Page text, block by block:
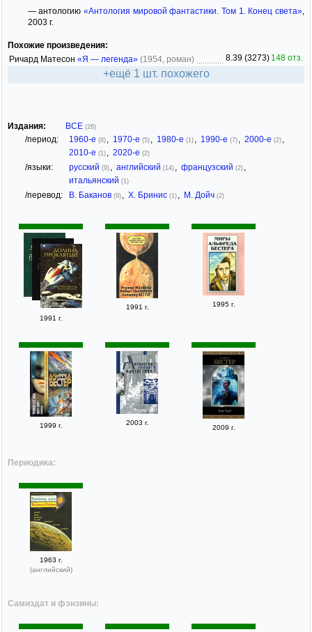
— антологию«Антология мировой фантастики. Том 1. Конец света»
2003 г.
Похожие произведения:
Ричард Матесон «Я — легенда» (1954, роман) 8.39 (3273) 148 отз.
+ещё 1 шт. похожего
Издания: ВСЕ (26)
/период: 1960-е (8) , 1970-е (5) , 1980-е (1) , 1990-е (7) , 2000-е (2) ,
2010-е (1) , 2020-е (2)
/языки: русский (9) , английский (14) , французский (2) ,
итальянский (1)
/перевод: В. Баканов (9) , Х. Бринис (1) , М. Дойч (2)
1991 г.
1991 г. 1995 г.
1999 г. 2003 г.
2009 г.
Периодика:
1963 г.
(английский)
Самиздат и фэнзины: